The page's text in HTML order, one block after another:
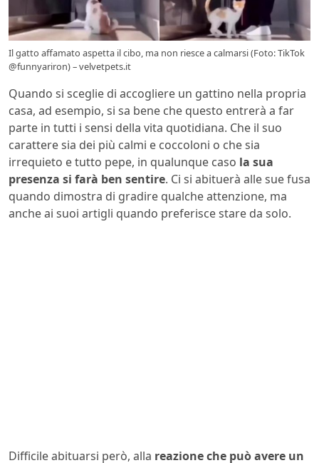
Il gatto affamato aspetta il cibo, ma non riesce a calmarsi (Foto: TikTok
@funnyariron) – velvetpets.it
Quando si sceglie di accogliere un gattino nella propria
casa, ad esempio, si sa bene che questo entrerà a far
parte in tutti i sensi della vita quotidiana. Che il suo
carattere sia dei più calmi e coccoloni o che sia
irrequieto e tutto pepe, in qualunque caso la sua
presenza si farà ben sentire. Ci si abituerà alle sue fusa
quando dimostra di gradire qualche attenzione, ma
anche ai suoi artigli quando preferisce stare da solo.
Difficile abituarsi però, alla reazione che può avere un